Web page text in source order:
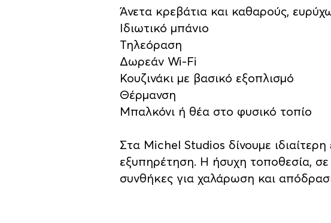
Άνετα κρεβάτια και καθαρούς,
Ιδιωτικό μπάνιο
Τηλεόραση
Δωρεάν Wi-Fi
Κουζινάκι με βασικό εξοπλισμό
Θέρμανση
Μπαλκόνι ή θέα στο φυσικό τοπίο
Στα Michel Studios δίνουμε
εξυπηρέτηση. Η ήσυχη τοποθεσία, σε
συνθήκες για χαλάρωση και